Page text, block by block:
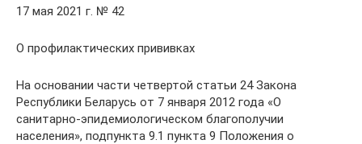
17 мая 2021 г. № 42
О профилактических прививках
На основании части четвертой статьи 24 Закона
Республики Беларусь от 7 января 2012 года «О
санитарно-эпидемиологическом благополучии
населения», подпункта 9.1 пункта 9 Положения о